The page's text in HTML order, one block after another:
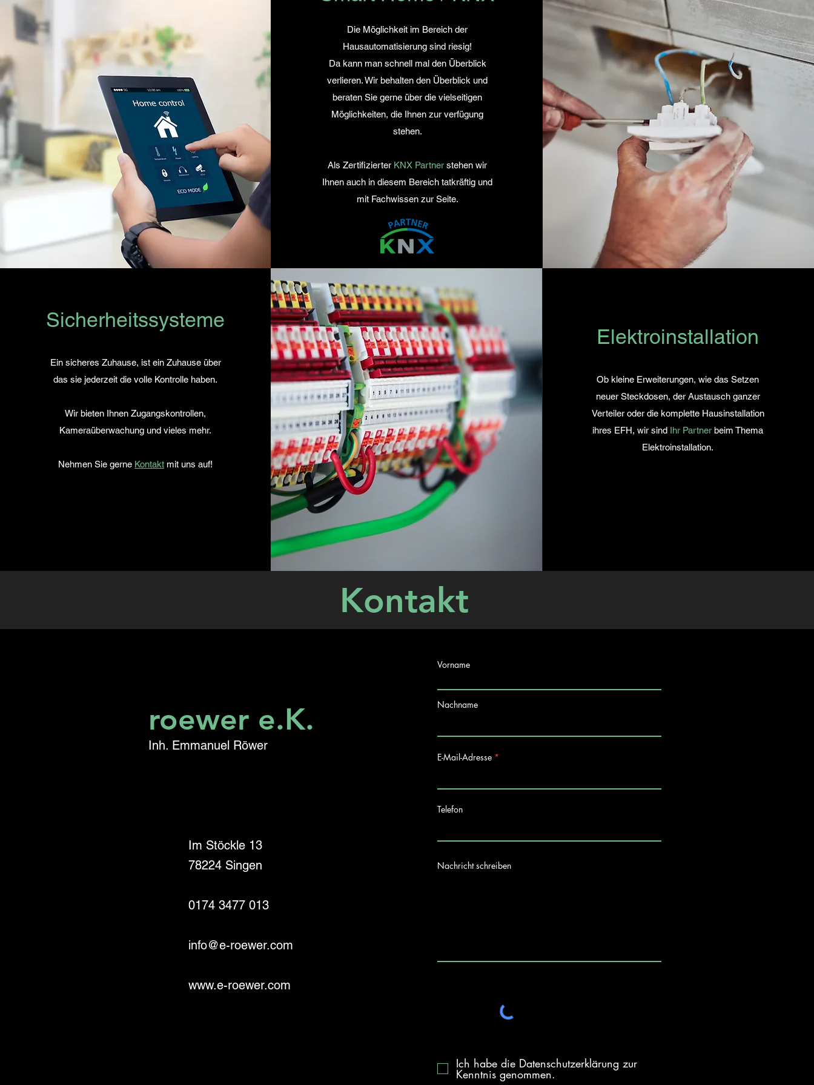
Die Möglichkeit im Bereich der
Hausautomatisierung sind riesig!
Da kann man schnell mal den Überblick
verlieren. Wir behalten den Überblick und
beraten Sie gerne über die vielseitigen
Möglichkeiten, die Ihnen zur verfügung
stehen.
Als Zertifizierter KNX Partner stehen wir
Ihnen auch in diesem Bereich tatkräftig und
mit Fachwissen zur Seite.
Sicherheitssysteme
Ein sicheres Zuhause, ist ein Zuhause über
das sie jederzeit die volle Kontrolle haben.
Wir bieten IhnenZugangskontrollen,
Kameraüberwachung und vieles mehr.
Nehmen Sie gerne Kontakt mit uns auf!
Elektroinstallation
Ob kleine Erweiterungen, wie das Setzen
neuer Steckdosen, der Austausch ganzer
Verteiler oder die komplette Hausinstallation
ihres EFH, wir sind Ihr Partner beim Thema
Elektroinstallation.
Kontakt
roewer e.K.
Inh. Emmanuel Röwer
Im Stöckle 13
78224 Singen
0174 3477 013
info@e-roewer.com
www.e-roewer.com
Vorname
Nachname
E-Mail-Adresse
Telefon
Nachricht schreiben
Ich habe die Datenschutzerklärung zur
Kenntnis genommen.